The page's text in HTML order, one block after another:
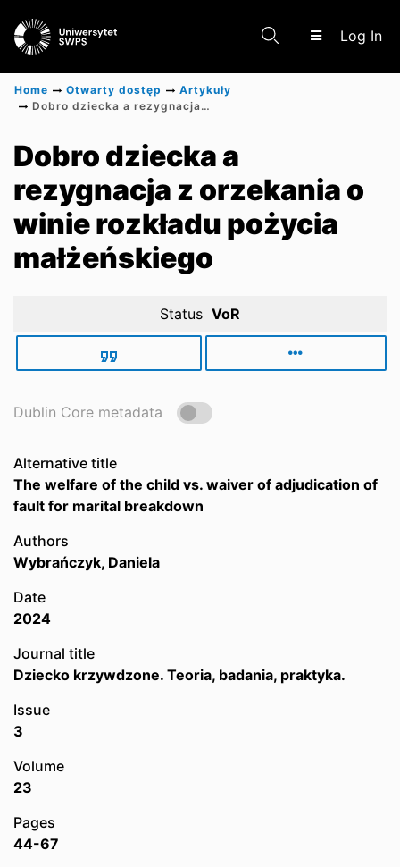
Log In
Scientific research results
Home Otwarty dostęp
Artykuły
Dobro dziecka a rezygnacja z orzekania o winie rozkładu pożycia małżeńskiego
Dobro dziecka a
rezygnacja z orzekania o
winie rozkładu pożycia
małżeńskiego
Status VoR
Dublin Core metadata
Alternative title
The welfare of the child vs. waiver of adjudication of
fault for marital breakdown
Authors
Wybrańczyk, Daniela
Date
2024
Journal title
Dziecko krzywdzone. Teoria, badania, praktyka.
Issue
3
Volume
23
Pages
44-67